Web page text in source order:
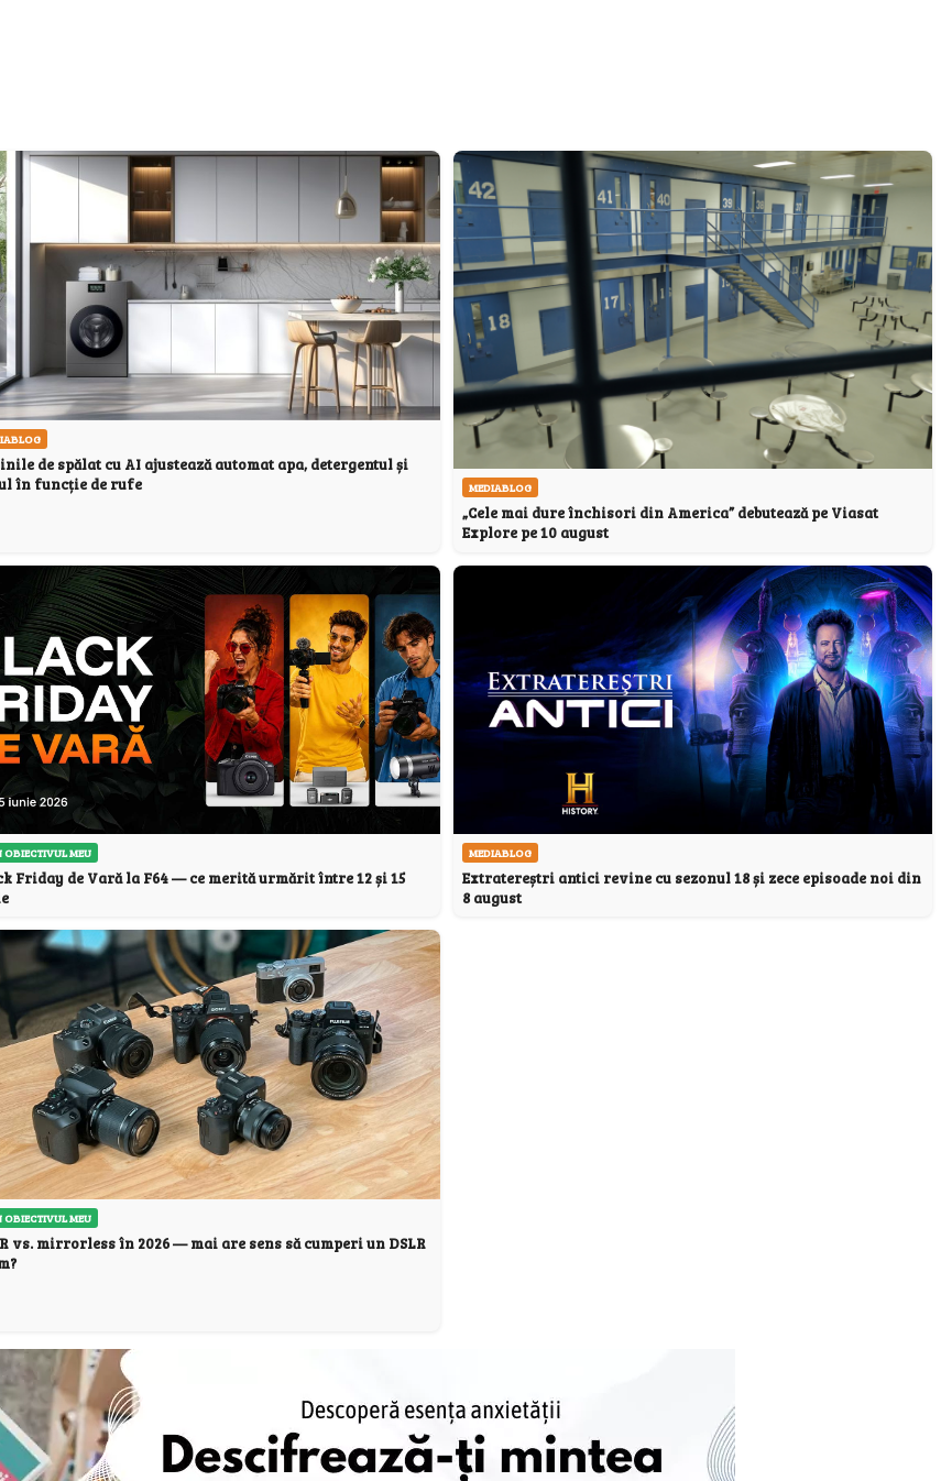
de spălat cu AI ajustează automat apa, detergentul și
în funcție de rufe
MEDIABLOG
„Cele mai dure închisori din America” debutează pe Viasat
Explore pe 10 august
OBIECTIVUL MEU
Friday de Vară la F64 — ce merită urmărit între 12 și 15
MEDIABLOG
Extratereștri antici revine cu sezonul 18 și zece episoade noi din
8 august
OBIECTIVUL MEU
vs. mirrorless în 2026 — mai are sens să cumperi un DSLR